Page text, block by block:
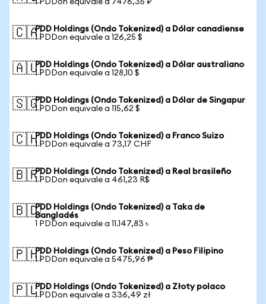
1 PDDon equivale a 7476,35 ₽
🇨🇦PDD Holdings (Ondo Tokenized) a Dólar canadiense
1 PDDon equivale a 126,25 $
🇦🇺PDD Holdings (Ondo Tokenized) a Dólar australiano
1 PDDon equivale a 128,10 $
🇸🇬PDD Holdings (Ondo Tokenized) a Dólar de Singapur
1 PDDon equivale a 115,62 $
🇨🇭PDD Holdings (Ondo Tokenized) a Franco Suizo
1 PDDon equivale a 73,17 CHF
🇧🇷PDD Holdings (Ondo Tokenized) a Real brasileño
1 PDDon equivale a 461,23 R$
🇧🇩PDD Holdings (Ondo Tokenized) a Taka de
Bangladés
1 PDDon equivale a 11.147,83 ৳
🇵🇭PDD Holdings (Ondo Tokenized) a Peso Filipino
1 PDDon equivale a 5475,96 ₱
🇵🇱PDD Holdings (Ondo Tokenized) a Złoty polaco
1 PDDon equivale a 336,49 zł